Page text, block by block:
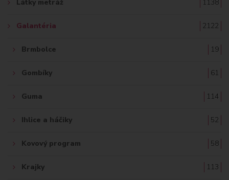
Látky metráž 1138
Galantéria 2122
Brmbolce 19
Gombíky 61
Guma 114
Ihlice a háčiky 52
Kovový program 58
Krajky 113